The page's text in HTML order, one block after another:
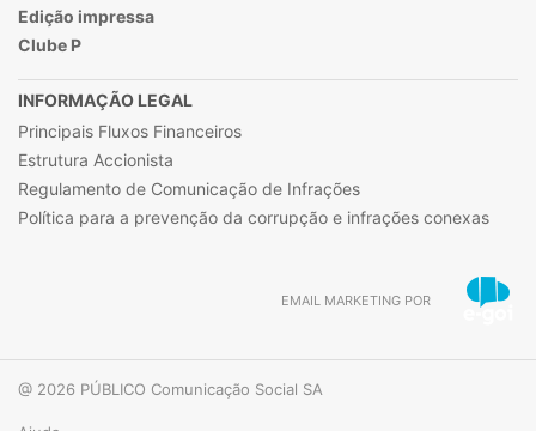
Edição impressa
Clube P
INFORMAÇÃO LEGAL
Principais Fluxos Financeiros
Estrutura Accionista
Regulamento de Comunicação de Infrações
Política para a prevenção da corrupção e infrações conexas
EMAIL MARKETING POR
@ 2026 PÚBLICO Comunicação Social SA